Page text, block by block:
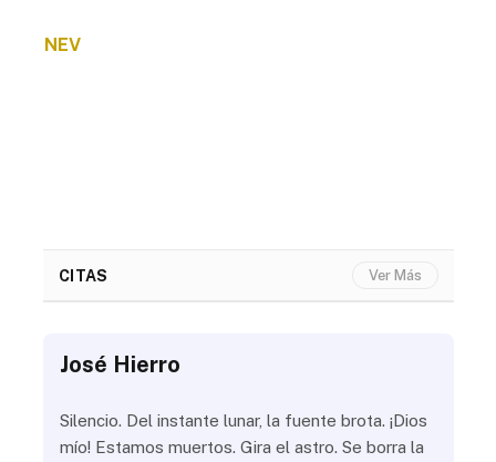
NEV
CITAS Ver Más
José Hierro
Silencio. Del instante lunar, la fuente brota. ¡Dios
mío! Estamos muertos. Gira el astro. Se borra la